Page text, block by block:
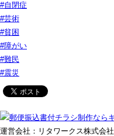
#自閉症
#芸術
#貧困
#障がい
#難民
#震災
運営会社：リタワークス株式会社